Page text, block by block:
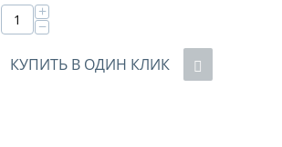
+
−
КУПИТЬ В ОДИН КЛИК